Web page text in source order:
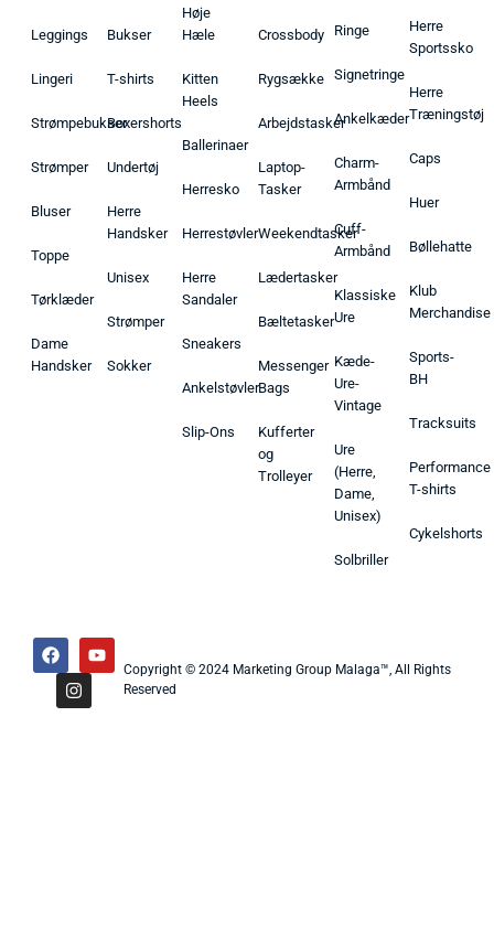
Leggings
Lingeri
Strømpebukser
Strømper
Bluser
Toppe
Tørklæder
Dame
Handsker
Bukser
T-shirts
Boxershorts
Undertøj
Herre
Handsker
Unisex
Strømper
Sokker
Høje
Hæle
Kitten
Heels
Ballerinaer
Herresko
Herrestøvler
Herre
Sandaler
Sneakers
Ankelstøvler
Slip-Ons
Crossbody
Rygsække
Arbejdstasker
Laptop-
Tasker
Weekendtasker
Lædertasker
Bæltetasker
Messenger
Bags
Kufferter
og
Trolleyer
Ringe
Signetringe
Ankelkæder
Charm-
Armbånd
Cuff-
Armbånd
Klassiske
Ure
Kæde-
Ure-
Vintage
Ure
(Herre,
Dame,
Unisex)
Solbriller
Herre
Sportssko
Herre
Træningstøj
Caps
Huer
Bøllehatte
Klub
Merchandise
Sports-
BH
Tracksuits
Performance
T-shirts
Cykelshorts
Copyright © 2024 Marketing Group Malaga™, All Rights
Reserved